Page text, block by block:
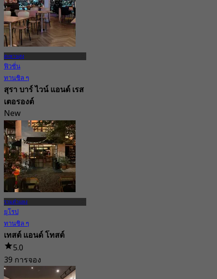
สะพานสูง
ฟิวชั่น
ทานชิล ๆ
สุรา บาร์ ไวน์ แอนด์ เรส
เตอรองต์
New
4.8
จาก฿ 322.5
รามคำแหง
ยุโรป
ทานชิล ๆ
เทสต์ แอนด์ โทสต์
5.0
39 การจอง
จาก
฿ 375